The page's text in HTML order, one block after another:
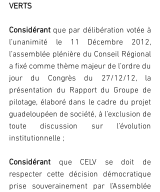
VERTS
Considérant que par délibération votée à
l’unanimité le 11 Décembre 2012,
l’assemblée plénière du Conseil Régional
a fixé comme thème majeur de l’ordre du
jour du Congrès du 27/12/12, la
présentation du Rapport du Groupe de
pilotage, élaboré dans le cadre du projet
guadeloupéen de société, à l’exclusion de
toute discussion sur l’évolution
institutionnelle ;
Considérant que CELV se doit de
respecter cette décision démocratique
prise souverainement par l’Assemblée